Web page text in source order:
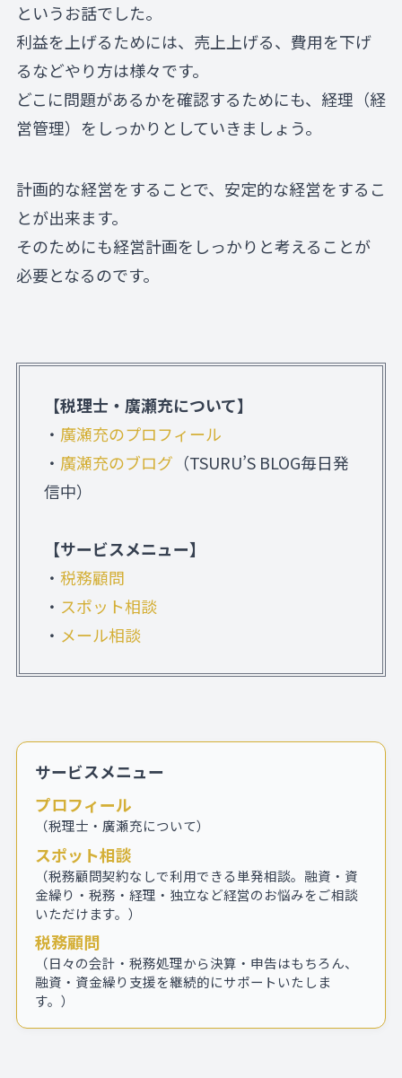
というお話でした。
利益を上げるためには、売上上げる、費用を下げ
るなどやり方は様々です。
どこに問題があるかを確認するためにも、経理（経
営管理）をしっかりとしていきましょう。
計画的な経営をすることで、安定的な経営をするこ
とが出来ます。
そのためにも経営計画をしっかりと考えることが
必要となるのです。
【税理士・廣瀬充について】
・ 廣瀬充のプロフィール
・ 廣瀬充のブログ （TSURU’S BLOG毎日発
信中）
【サービスメニュー】
・ 税務顧問
・ スポット相談
・ メール相談
サービスメニュー
プロフィール
（税理士・廣瀬充について）
スポット相談
（税務顧問契約なしで利用できる単発相談。融資・資
金繰り・税務・経理・独立など経営のお悩みをご相談
いただけます。）
税務顧問
（日々の会計・税務処理から決算・申告はもちろん、
融資・資金繰り支援を継続的にサポートいたしま
す。）